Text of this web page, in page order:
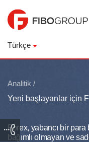
Türkçe
Analitik /
Yeni başlayanlar için
Forex, yabancı bir
bağımlı olmayan ve